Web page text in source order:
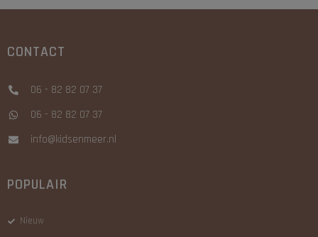
CONTACT
06 - 82 82 07 37
06 - 82 82 07 37
info@kidsenmeer.nl
POPULAIR
Nieuw